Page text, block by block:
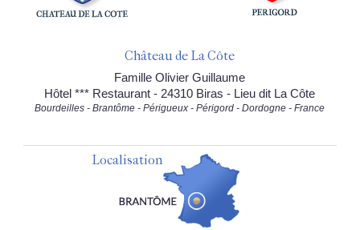
Château de La Côte
Famille Olivier Guillaume
Hôtel *** Restaurant - 24310 Biras - Lieu dit La Côte
Bourdeilles - Brantôme - Périgueux - Périgord - Dordogne - France
Localisation